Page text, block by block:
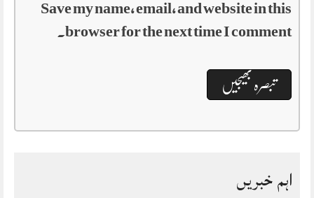
Save my name, email, and website in this
browser for the next time I comment.
اہم خبریں